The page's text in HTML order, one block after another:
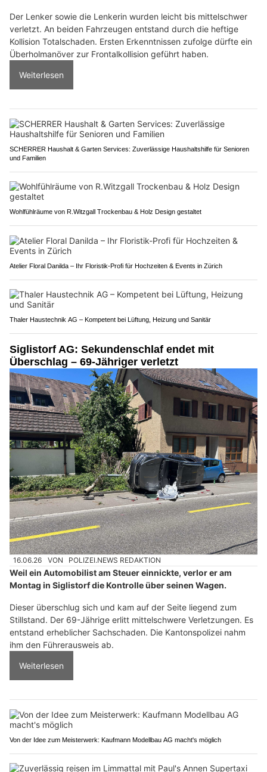
Der Lenker sowie die Lenkerin wurden leicht bis mittelschwer
verletzt. An beiden Fahrzeugen entstand durch die heftige
Kollision Totalschaden. Ersten Erkenntnissen zufolge dürfte ein
Überholmanöver zur Frontalkollision geführt haben.
Weiterlesen
SCHERRER Haushalt & Garten Services: Zuverlässige Haushaltshilfe für Senioren
und Familien
Wohlfühlräume von R.Witzgall Trockenbau & Holz Design gestaltet
Atelier Floral Danilda – Ihr Floristik-Profi für Hochzeiten & Events in Zürich
Thaler Haustechnik AG – Kompetent bei Lüftung, Heizung und Sanitär
Siglistorf AG: Sekundenschlaf endet mit
Überschlag – 69-Jähriger verletzt
16.06.26 VON POLIZEI.NEWS REDAKTION
Weil ein Automobilist am Steuer einnickte, verlor er am
Montag in Siglistorf die Kontrolle über seinen Wagen.
Dieser überschlug sich und kam auf der Seite liegend zum
Stillstand. Der 69-Jährige erlitt mittelschwere Verletzungen. Es
entstand erheblicher Sachschaden. Die Kantonspolizei nahm
ihm den Führerausweis ab.
Weiterlesen
Von der Idee zum Meisterwerk: Kaufmann Modellbau AG macht's möglich